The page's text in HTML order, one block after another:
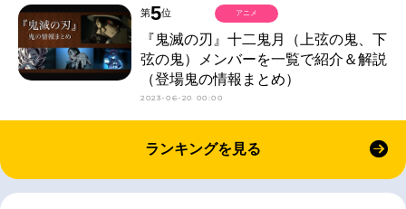
第5位
『鬼滅の刃』十二鬼月（上弦の鬼、下
弦の鬼）メンバーを一覧で紹介＆解説
（登場鬼の情報まとめ）
2023-06-20 00:00
アニメ
ランキングを見る